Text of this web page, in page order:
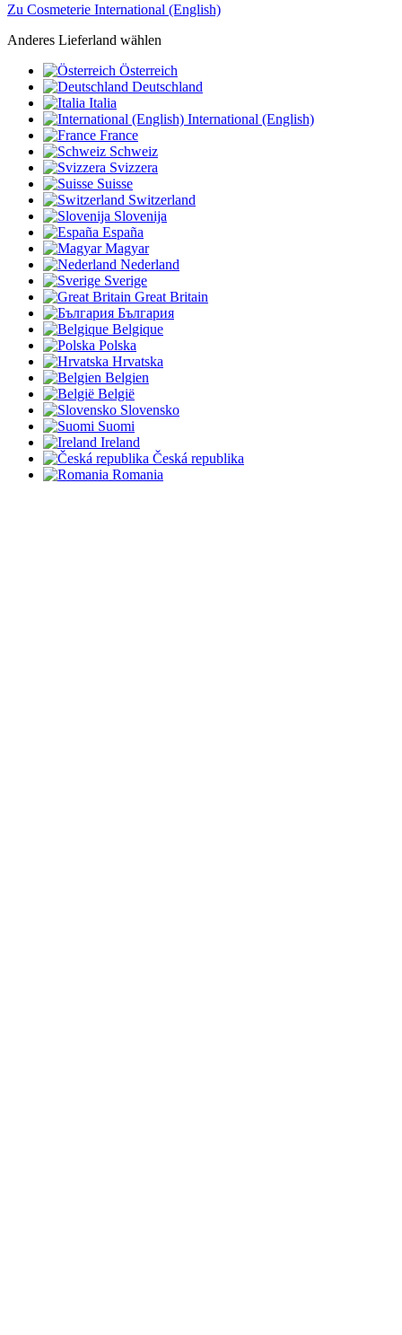
Zu Cosmeterie International (English)
Anderes Lieferland wählen
Österreich
Deutschland
Italia
International (English)
France
Schweiz
Svizzera
Suisse
Switzerland
Slovenija
España
Magyar
Nederland
Sverige
Great Britain
България
Belgique
Polska
Hrvatska
Belgien
België
Slovensko
Suomi
Ireland
Česká republika
Romania